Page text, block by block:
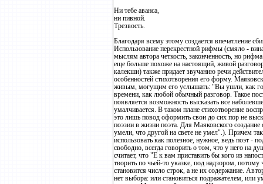
Ни тебе аванса,
ни пивной.
Трезвость.
Благодаря всему этому создается впечатление
Использование перекрестной рифмы (смяло -
мыслям автора четкость, законченность, но
еще больше похоже на настоящий, живой
калекши) также придает звучанию речи
особенностей стихотворения его форму.
живым, могущим его услышать: "Вы ушли, как
времени, как любой обычный разговор. Такое
появляется возможность высказать все
умалчивается. В таком плане стихотворение
это лишь повод оформить свои до сих пор не
поэзии в жизни поэта. Для Маяковского
умели, что другой на свете не умел".). Причем
использовать как полезное, нужное, ведь поэт -
свободно, всегда говорить о том, что у него на
считает, что "Е к вам приставить бы кого из
творить по чьей-то указке, под надзором,
становится число строк, а не их содержание.
нет выбора: или становиться подражателем, или